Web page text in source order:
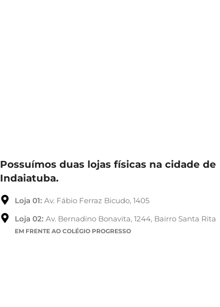
Possuímos duas lojas físicas na cidade de
Indaiatuba.
Loja 01: Av. Fábio Ferraz Bicudo, 1405
Loja 02: Av. Bernadino Bonavita, 1244, Bairro Santa Rita
EM FRENTE AO COLÉGIO PROGRESSO